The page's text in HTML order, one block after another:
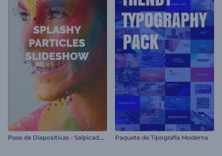
P
ase de Diapositivas - Salpicadura de Partículas Paquete de Tipografía Moderna